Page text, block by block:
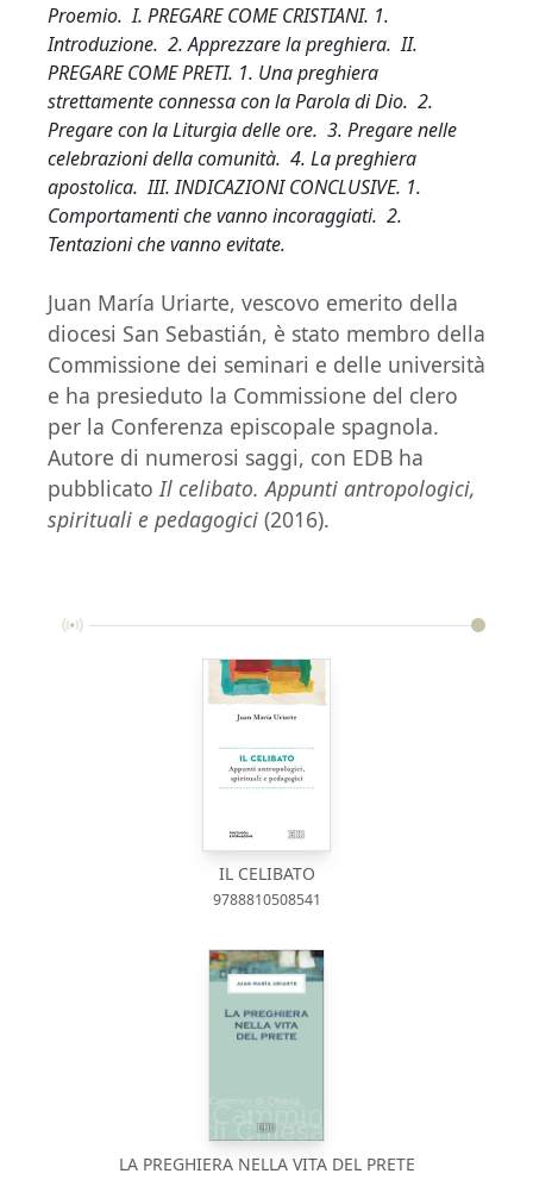
Proemio. I. PREGARE COME CRISTIANI. 1.
Introduzione. 2. Apprezzare la preghiera. II.
PREGARE COME PRETI. 1. Una preghiera
strettamente connessa con la Parola di Dio. 2.
Pregare con la Liturgia delle ore. 3. Pregare nelle
celebrazioni della comunità. 4. La preghiera
apostolica. III. INDICAZIONI CONCLUSIVE. 1.
Comportamenti che vanno incoraggiati. 2.
Tentazioni che vanno evitate.
Juan María Uriarte, vescovo emerito della
diocesi San Sebastián, è stato membro della
Commissione dei seminari e delle università
e ha presieduto la Commissione del clero
per la Conferenza episcopale spagnola.
Autore di numerosi saggi, con EDB ha
pubblicato Il celibato.Appunti antropologici,
spirituali e pedagogici (2016).
IL CELIBATO
9788810508541
LA PREGHIERA NELLA VITA DEL PRETE